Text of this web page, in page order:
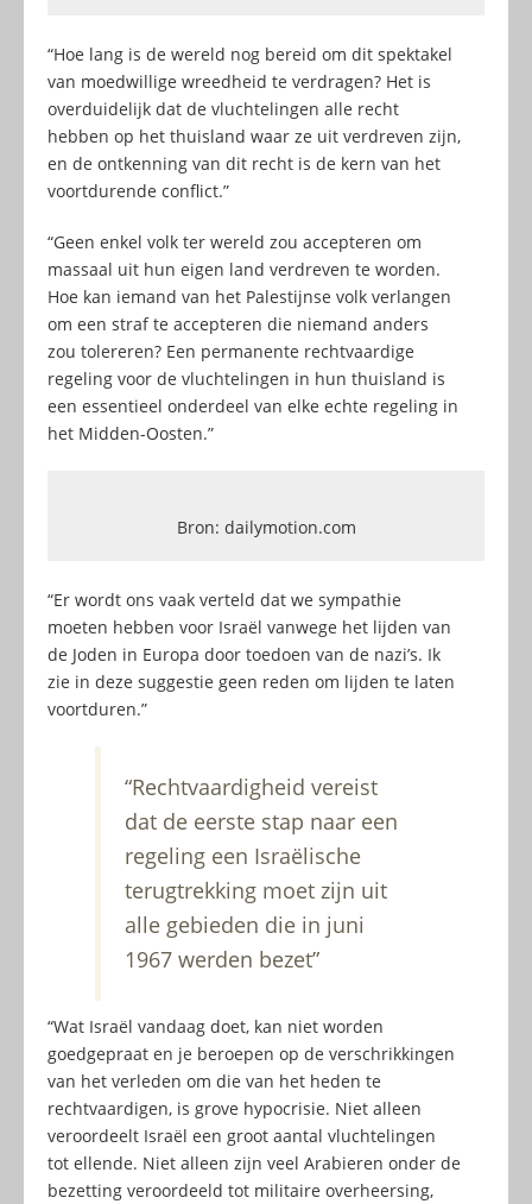
“Hoe lang is de wereld nog bereid om dit spektakel
van moedwillige wreedheid te verdragen? Het is
overduidelijk dat de vluchtelingen alle recht
hebben op het thuisland waar ze uit verdreven zijn,
en de ontkenning van dit recht is de kern van het
voortdurende conflict.”
“Geen enkel volk ter wereld zou accepteren om
massaal uit hun eigen land verdreven te worden.
Hoe kan iemand van het Palestijnse volk verlangen
om een straf te accepteren die niemand anders
zou tolereren? Een permanente rechtvaardige
regeling voor de vluchtelingen in hun thuisland is
een essentieel onderdeel van elke echte regeling in
het Midden-Oosten.”
Bron: dailymotion.com
“Er wordt ons vaak verteld dat we sympathie
moeten hebben voor Israël vanwege het lijden van
de Joden in Europa door toedoen van de nazi’s. Ik
zie in deze suggestie geen reden om lijden te laten
voortduren.”
“Rechtvaardigheid vereist
dat de eerste stap naar een
regeling een Israëlische
terugtrekking moet zijn uit
alle gebieden die in juni
1967 werden bezet”
“Wat Israël vandaag doet, kan niet worden
goedgepraat en je beroepen op de verschrikkingen
van het verleden om die van het heden te
rechtvaardigen, is grove hypocrisie. Niet alleen
veroordeelt Israël een groot aantal vluchtelingen
tot ellende. Niet alleen zijn veel Arabieren onder de
bezetting veroordeeld tot militaire overheersing,